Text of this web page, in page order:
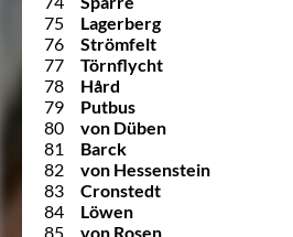
75
Lagerberg
76
Strömfelt
77
Törnflycht
78
Hård
79
Putbus
80
von Düben
81
Barck
82
von Hessenstein
83
Cronstedt
84
Löwen
85
von Rosen